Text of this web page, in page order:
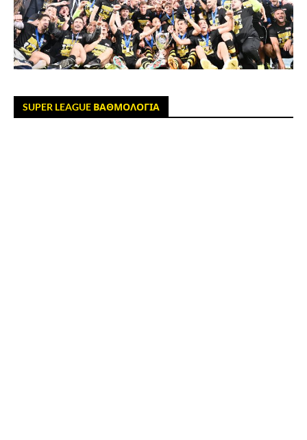
SUPER LEAGUE ΒΑΘΜΟΛΟΓΙΑ